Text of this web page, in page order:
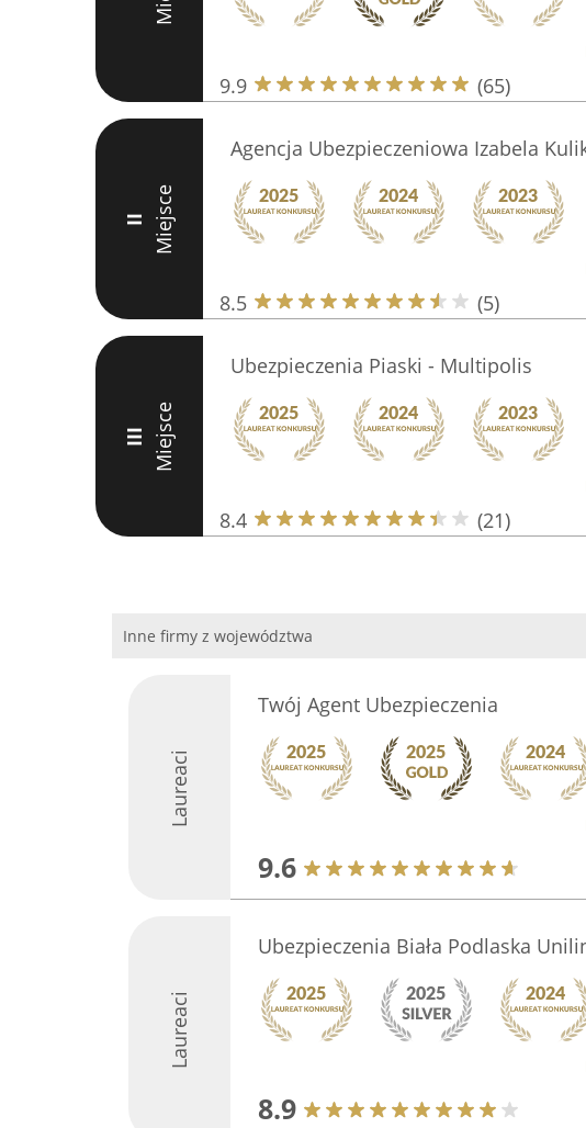
9.9 (65)
II Miejsce
Agencja Ubezpieczeniowa Izabela
8.5 (5)
III Miejsce
Ubezpieczenia Piaski - Multipolis
8.4 (21)
Inne firmy z województwa
Laureaci
Twój Agent Ubezpieczenia
9.6
Laureaci
Ubezpieczenia Biała Podlaska
8.9